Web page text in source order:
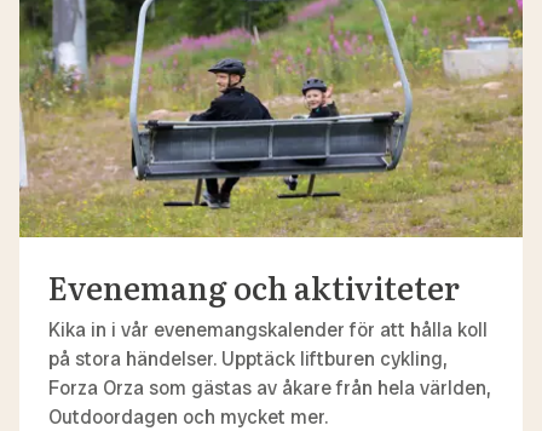
Evenemang och aktiviteter
Kika in i vår evenemangskalender för att hålla koll
på stora händelser. Upptäck liftburen cykling,
Forza Orza som gästas av åkare från hela världen,
Outdoordagen och mycket mer.